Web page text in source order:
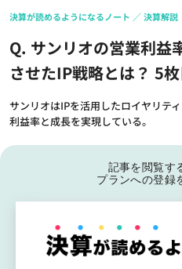
Q. サンリオの営業利益
させたIP戦略とは？ 5
サンリオはIPを活用したロイヤリテ
利益率と成長を実現している。
決算が読めるようになるノート 決算解説
記事を閲覧す
プランへの登録